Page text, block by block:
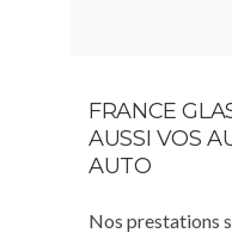
FRANCE
AUSSI VOS
AUTO
Nos prestations